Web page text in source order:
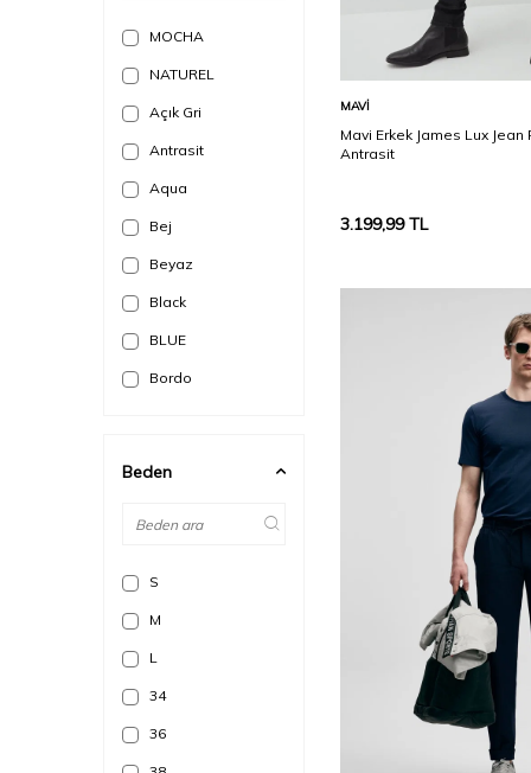
MOCHA
NATUREL
Açık Gri
Antrasit
Aqua
Bej
Beyaz
Black
BLUE
Bordo
Haki
Beden
S
M
L
34
36
MAVI
Mavi Erkek James Lux
Antrasit
3.199,99TL